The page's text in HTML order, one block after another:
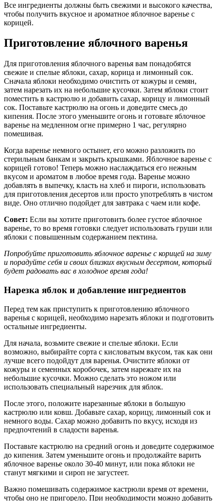
Все ингредиенты должны быть свежими и высокого качества,
чтобы получить вкусное и ароматное яблочное варенье с
корицей.
Приготовление яблочного варенья
Для приготовления яблочного варенья вам понадобятся
свежие и спелые яблоки, сахар, корица и лимонный сок.
Сначала яблоки необходимо очистить от кожуры и семян,
затем нарезать их на небольшие кусочки. Затем яблоки стоит
поместить в кастрюлю и добавить сахар, корицу и лимонный
сок. Поставьте кастрюлю на огонь и доведите смесь до
кипения. После этого уменьшите огонь и готовьте яблочное
варенье на медленном огне примерно 1 час, регулярно
помешивая.
Когда варенье немного остынет, его можно разложить по
стерильным банкам и закрыть крышками. Яблочное варенье с
корицей готово! Теперь можно наслаждаться его нежным
вкусом и ароматом в любое время года. Варенье можно
добавлять в выпечку, класть на хлеб и пироги, использовать
для приготовления десертов или просто употреблять в чистом
виде. Оно отлично подойдет для завтрака с чаем или кофе.
Совет: Если вы хотите приготовить более густое яблочное
варенье, то во время готовки следует использовать груши или
яблоки с повышенным содержанием пектина.
Попробуйте приготовить яблочное варенье с корицей на зиму
и порадуйте себя и своих близких вкусным десертом, который
будет радовать вас в холодное время года!
Нарезка яблок и добавление ингредиентов
Перед тем как приступить к приготовлению яблочного
варенья с корицей, необходимо нарезать яблоки и подготовить
остальные ингредиенты.
Для начала, возьмите свежие и спелые яблоки. Если
возможно, выбирайте сорта с кисловатым вкусом, так как они
лучше всего подойдут для варенья. Очистите яблоки от
кожуры и семенных коробочек, затем нарежьте их на
небольшие кусочки. Можно сделать это ножом или
использовать специальный нарезчик для яблок.
После этого, положите нарезанные яблоки в большую
кастрюлю или ковш. Добавьте сахар, корицу, лимонный сок и
немного воды. Сахар можно добавить по вкусу, исходя из
предпочтений в сладости варенья.
Поставьте кастрюлю на средний огонь и доведите содержимое
до кипения. Затем уменьшите огонь и продолжайте варить
яблочное варенье около 30-40 минут, или пока яблоки не
станут мягкими и сироп не загустеет.
Важно помешивать содержимое кастрюли время от времени,
чтобы оно не пригорело. При необходимости можно добавить